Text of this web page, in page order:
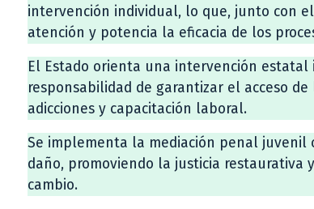
intervención individual, lo que, junto con
atención y potencia la eficacia de los
El Estado orienta una intervención estatal
responsabilidad de garantizar el acceso
adicciones y capacitación laboral.
Se implementa la mediación penal juvenil
daño, promoviendo la justicia restaurativa
cambio.